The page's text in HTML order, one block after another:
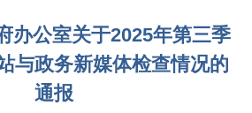
办公室关于2025年第三季
与政务新媒体检查情况的
通报